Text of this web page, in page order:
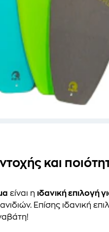
και
είναι η ιδανική επιλογή
Επίσης ιδανική